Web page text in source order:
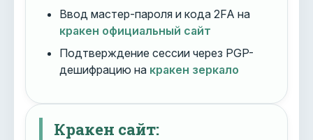
Ввод мастер-пароля и кода 2FA на
кракен официальный сайт
Подтверждение сессии через PGP-
дешифрацию на кракен зеркало
Кракен сайт: